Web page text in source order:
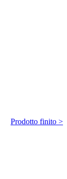
Prodotto finito >